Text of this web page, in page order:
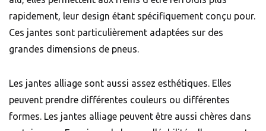
rapidement, leur design étant spécifiquement conçu pour.
Ces jantes sont particulièrement adaptées sur des
grandes dimensions de pneus.
Les jantes alliage sont aussi assez esthétiques. Elles
peuvent prendre différentes couleurs ou différentes
formes. Les jantes alliage peuvent être aussi chères dans